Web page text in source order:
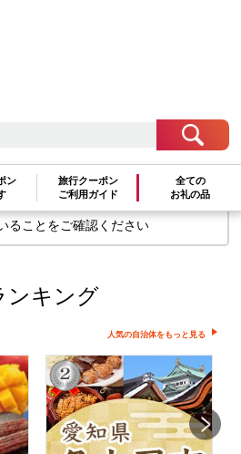
ン
旅行クーポン
ご利用ガイド
全ての
お礼の品
するお礼の品はありま
試しください
ることをご確認ください
ンキング
人気の自治体をもっと見る